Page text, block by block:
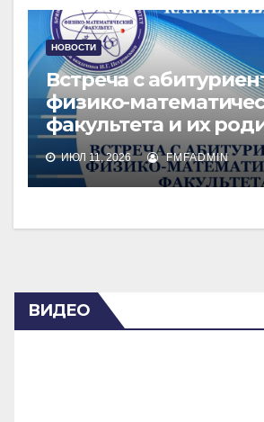
НОВОСТИ
Встреча с
физико-
факультета и их
ИЮЛ 11, 2026 FMFADMIN
ВИДЕО